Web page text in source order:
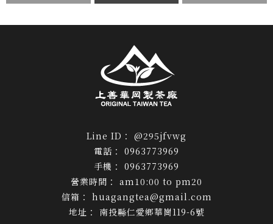
@295jfvwg
0963773969
0963773969
am10:00 to pm20
huagangtea@gmail.com
南投縣仁愛鄉華崗119-6號